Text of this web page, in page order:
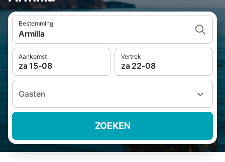
Bestemming
Armilla
Aankomst
za 15-08
Vertrek
za 22-08
Gasten
ZOEKEN